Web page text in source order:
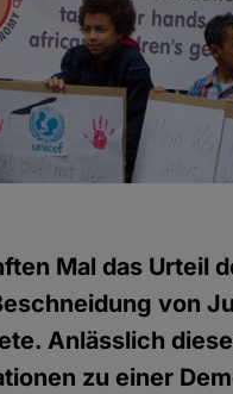
Mal das Urteil
von
Anlässlich
zu einer